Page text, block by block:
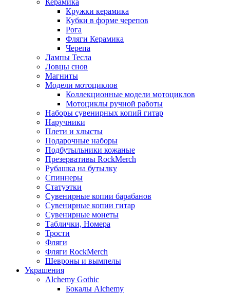
Керамика
Кружки керамика
Кубки в форме черепов
Рога
Фляги Керамика
Черепа
Лампы Тесла
Ловцы снов
Магниты
Модели мотоциклов
Коллекционные модели мотоциклов
Мотоциклы ручной работы
Наборы сувенирных копий гитар
Наручники
Плети и хлысты
Подарочные наборы
Подбутыльники кожаные
Презервативы RockMerch
Рубашка на бутылку
Спиннеры
Статуэтки
Сувенирные копии барабанов
Сувенирные копии гитар
Сувенирные монеты
Таблички, Номера
Трости
Фляги
Фляги RockMerch
Шевроны и вымпелы
Украшения
Alchemy Gothic
Бокалы Alchemy